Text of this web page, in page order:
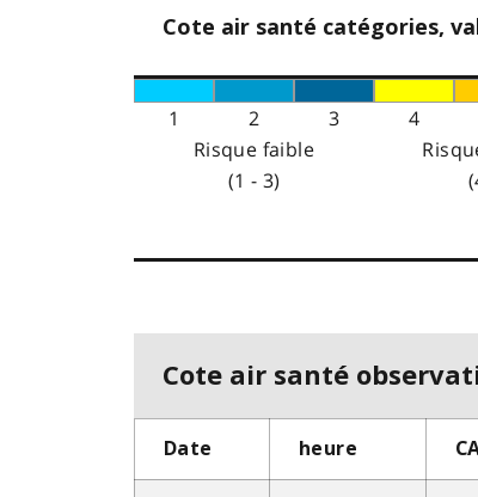
Cote air santé catégories,
1 2 3 4
Risque faible
(1 - 3)
Cote air santé
Date heure